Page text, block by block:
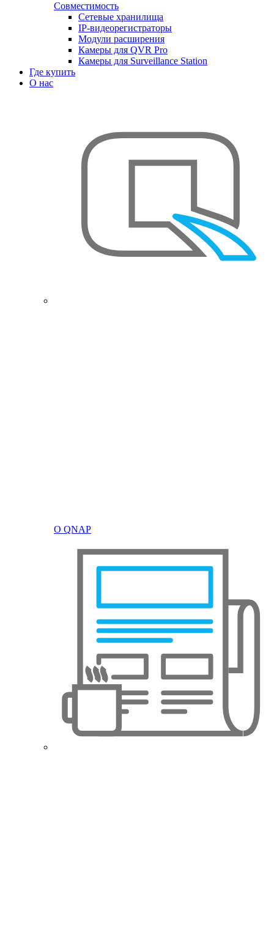
Совместимость
Сетевые хранилища
IP-видеорегистраторы
Модули расширения
Камеры для QVR Pro
Камеры для Surveillance Station
Где купить
О нас
О QNAP